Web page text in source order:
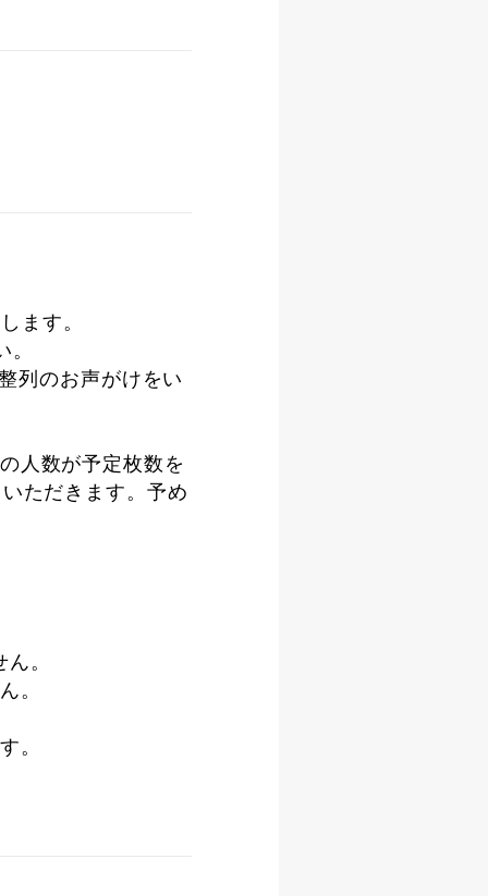
ます。
列のお声がけをい
人数が予定枚数を
ただきます。予め
。
。
。